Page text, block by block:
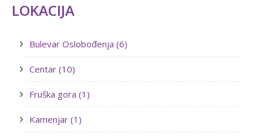
LOKACIJA
Bulevar Oslobođenja (6)
Centar (10)
Fruška gora (1)
Kamenjar (1)